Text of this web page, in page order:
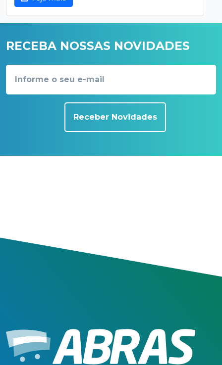
RECEBA NOSSAS NOVIDADES
Receber Novidades